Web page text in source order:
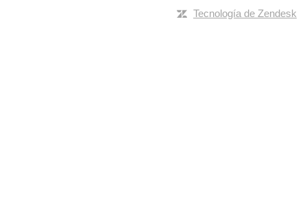
Tecnología de Zendesk